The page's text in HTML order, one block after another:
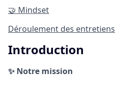
🤝 Mindset
Déroulement des entretiens
Introduction
✨Notre mission